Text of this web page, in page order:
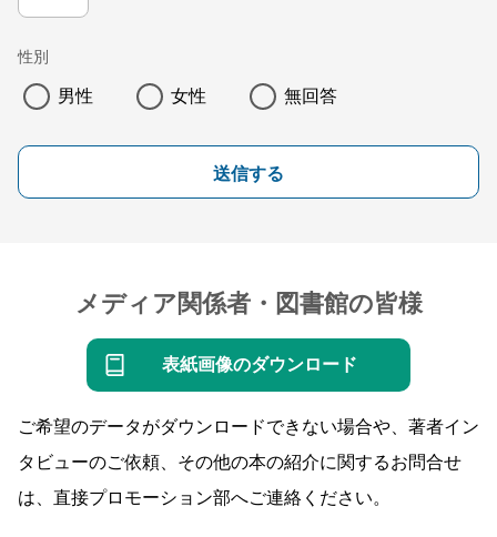
性別
男性 女性 無回答
送信する
メディア関係者・図書館の皆様
表紙画像のダウンロード
ご希望のデータがダウンロードできない場合や、著者イン
タビューのご依頼、その他の本の紹介に関するお問合せ
は、直接プロモーション部へご連絡ください。